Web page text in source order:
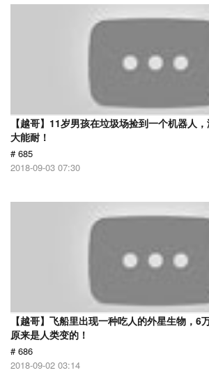
【越哥】11岁男孩在垃圾场捡到一个机器人
大能耐！
# 685
2018-09-03 07:30
【越哥】飞船里出现一种吃人的外星生物，6
原来是人类变的！
# 686
2018-09-02 03:14